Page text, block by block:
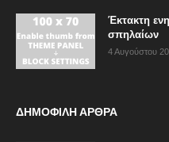
Έκτακτη
σπηλαίων
4 Αυγούστου
ΔΗΜΟΦΙΛΗ ΑΡΘΡΑ